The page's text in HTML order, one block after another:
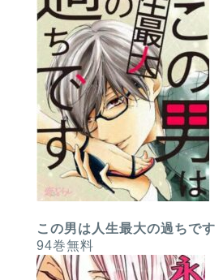
この男は人生最大の過ちです
94巻無料